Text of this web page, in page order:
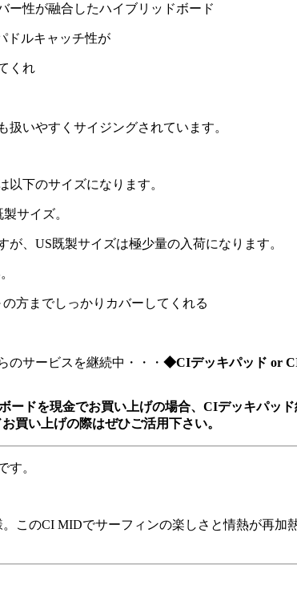
ー性が融合したハイブリッドボード
ドルキャッチ性が
くれ
いやすくサイジングされています。
下のサイズになります。
製サイズ。
、US既製サイズは極少量の入荷になります。
方までしっかりカバーしてくれる
のサービスを継続中・・・ ◆CIデッキパッド or
ドを現金でお買い上げの場合、CIデッキパッ
買い上げの際はぜひご活用下さい。
す。
このCI MIDでサーフィンの楽しさと情熱が再